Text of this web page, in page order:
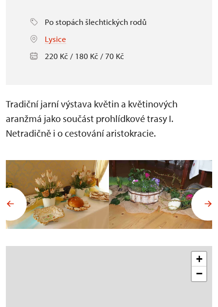
Po stopách šlechtických rodů
Lysice
220 Kč / 180 Kč / 70 Kč
Tradiční jarní výstava květin a květinových
aranžmá jako součást prohlídkové trasy I.
Netradičně i o cestování aristokracie.
+
−